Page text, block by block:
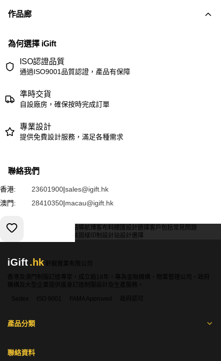
作品廊
為何選擇 iGift
ISO認證品質
通過ISO9001品質認證，產品有保障
準時交貨
自設廠房，確保按時完成訂單
專業設計
提供免費設計服務，滿足各種需求
聯絡我們
香港: 23601900|sales@igift.hk
澳門:
28410350|macau@igift.hk
服務條款 網站導航博客布料總匯設計選擇客戶包括常見問題
輔料包裝 圖樣印制 設計站設計選擇
iGift.hk
軒龍實業有限公司
香港及澳門制服訂造專家，成立逾18年，專為金融機構、物業管理公司、政府
機構及大型企業提供度身訂造制服設計及生產服務。
Sedex
ISO 9001 FAMA Approved 政府認可
產品分類
聯絡資料